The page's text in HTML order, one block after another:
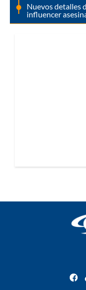
Nuevos detalles
influencer